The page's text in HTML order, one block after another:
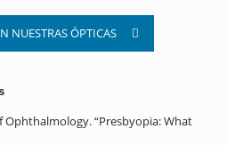
NUESTRAS ÓPTICAS
Ophthalmology. “Presbyopia: What